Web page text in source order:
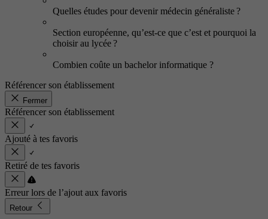
Quelles études pour devenir médecin généraliste ?
Section européenne, qu’est-ce que c’est et pourquoi la
choisir au lycée ?
Combien coûte un bachelor informatique ?
Référencer son établissement
Fermer
Référencer son établissement
Ajouté à tes favoris
Retiré de tes favoris
Erreur lors de l’ajout aux favoris
Retour